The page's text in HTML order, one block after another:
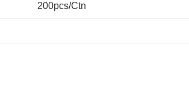
200pcs/ctn